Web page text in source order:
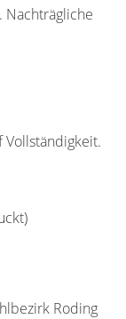
Nachträgliche
Vollständigkeit.
Roding